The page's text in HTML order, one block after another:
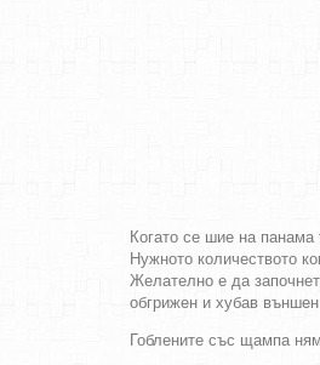
Когато се шие на
Нужното количеството
Желателно е да
обгрижен и хубав
Гоблените със щампа